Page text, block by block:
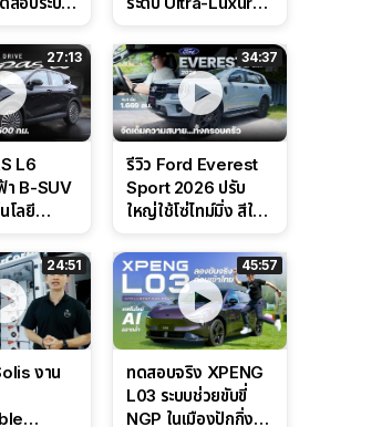
แบบ
าม
CDC นุ่มหนึบเหนือ
ระดับ
27:13
L6
า B-SUV
โลยี
ราคา 7
34:37
รีวิว Ford Everest
Sport 2026 ปรับ
ใหญ่ใช้โซ่ไทม์มิ่ง สีใหม่
ดุดันสไตล์ครอบครัว
สายลุย
24:51
งาน
45:57
ทดสอบจริง XPENG
L03 ระบบช่วยขับขี่
NGP ในเมืองปักกิ่ง